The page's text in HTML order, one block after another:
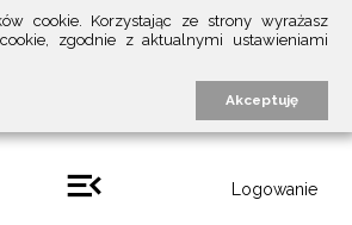
cookie. Korzystając ze strony wyrażasz
zgodnie z aktualnymi ustawieniami
Akceptuję
Logowanie